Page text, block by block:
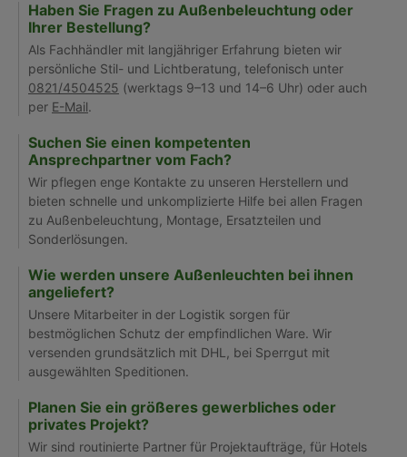
Haben Sie Fragen zu Außenbeleuchtung oder
Ihrer Bestellung?
Als Fachhändler mit langjähriger Erfahrung bieten wir
persönliche Stil- und Lichtberatung, telefonisch unter
0821/4504525 (werktags 9–13 und 14–6 Uhr) oder auch
per E-Mail.
Suchen Sie einen kompetenten
Ansprechpartner vom Fach?
Wir pflegen enge Kontakte zu unseren Herstellern und
bieten schnelle und unkomplizierte Hilfe bei allen Fragen
zu Außenbeleuchtung, Montage, Ersatzteilen und
Sonderlösungen.
Wie werden unsere Außenleuchten bei ihnen
angeliefert?
Unsere Mitarbeiter in der Logistik sorgen für
bestmöglichen Schutz der empfindlichen Ware. Wir
versenden grundsätzlich mit DHL, bei Sperrgut mit
ausgewählten Speditionen.
Planen Sie ein größeres gewerbliches oder
privates Projekt?
Wir sind routinierte Partner für Projektaufträge, für Hotels